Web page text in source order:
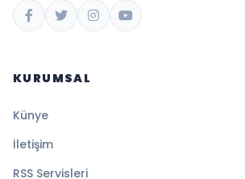
KURUMSAL
Künye
İletişim
RSS Servisleri